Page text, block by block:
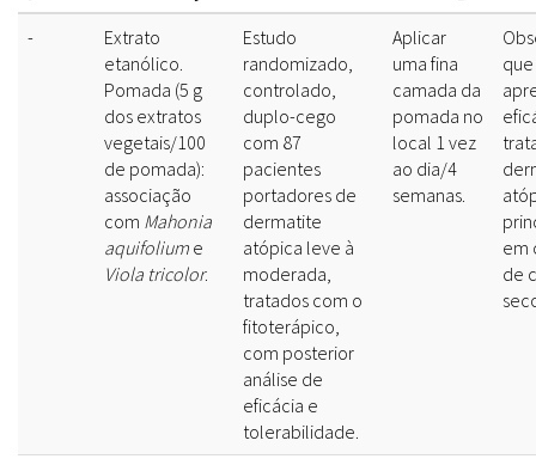
-
Extrato
etanólico.
Pomada (5 g
dos extratos
vegetais/100
de pomada):
associação
com Mahonia
aquifolium e
Viola tricolor.
Estudo
randomizado,
controlado,
duplo-cego
com 87
pacientes
portadores de
dermatite
atópica leve à
moderada,
tratados com o
fitoterápico,
com posterior
análise de
eficácia e
tolerabilidade.
Aplicar
uma fina
camada da
pomada no
local 1 vez
ao dia/4
semanas.
em
de